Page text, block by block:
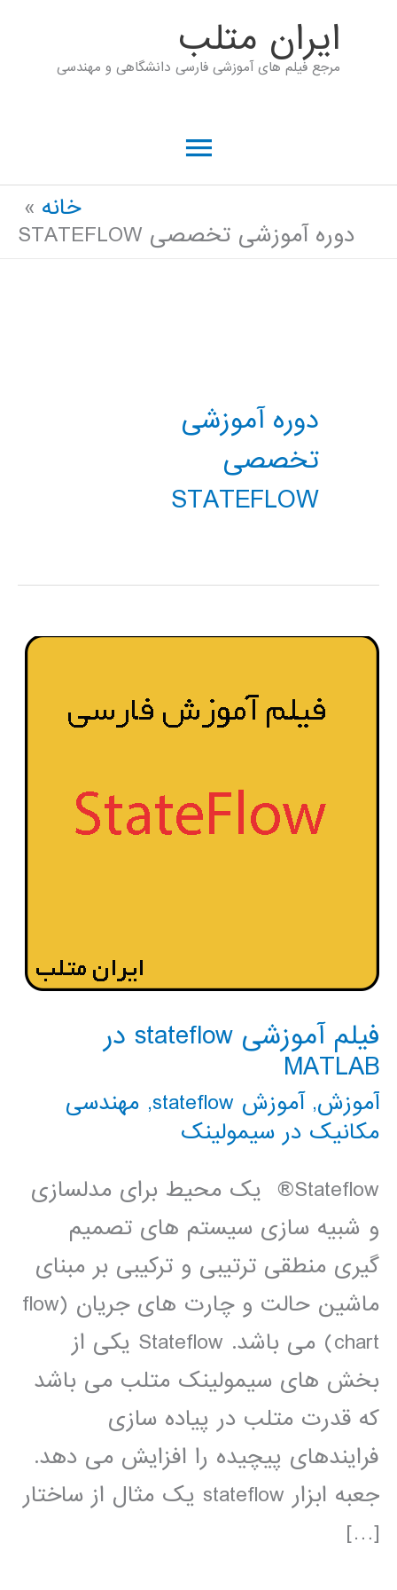
ايران متلب
مرجع فیلم های آموزشی فارسی دانشگاهی و مهندسی
فهرست
خانه
دوره آموزشی تخصصی STATEFLOW
دوره آموزشی
تخصصی
STATEFLOW
فیلم آموزشی stateflow در
MATLAB
آموزش,آموزش stateflow , مهندسی
مکانیک در سیمولینک
Stateflow® یک محیط برای مدلسازی
و شبیه سازی سیستم های تصمیم
گیری منطقی ترتیبی و ترکیبی بر مبنای
ماشین حالت و چارت های جریان (flow
chart) می باشد. Stateflow یکی از
بخش های سیمولینک متلب می باشد
که قدرت متلب در پیاده سازی
فرایندهای پیچیده را افزایش می دهد.
جعبه ابزار stateflow يک مثال از ساختار
[…]